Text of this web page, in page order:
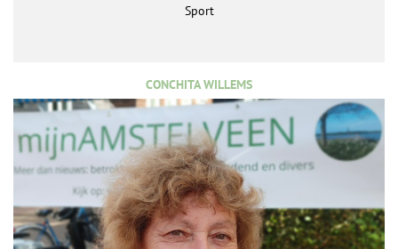
Sport
CONCHITA WILLEMS